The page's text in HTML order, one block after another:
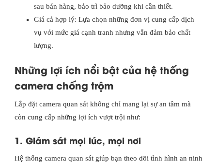
sau bán hàng, bảo trì bảo dưỡng khi cần thiết.
Giá cả hợp lý: Lựa chọn những đơn vị cung cấp dịch
vụ với mức giá cạnh tranh nhưng vẫn đảm bảo chất
lượng.
Những lợi ích nổi bật của hệ thống
camera chống trộm
Lắp đặt camera quan sát không chỉ mang lại sự an tâm mà
còn cung cấp những lợi ích vượt trội như:
1. Giám sát mọi lúc, mọi nơi
Hệ thống camera quan sát giúp bạn theo dõi tình hình an ninh